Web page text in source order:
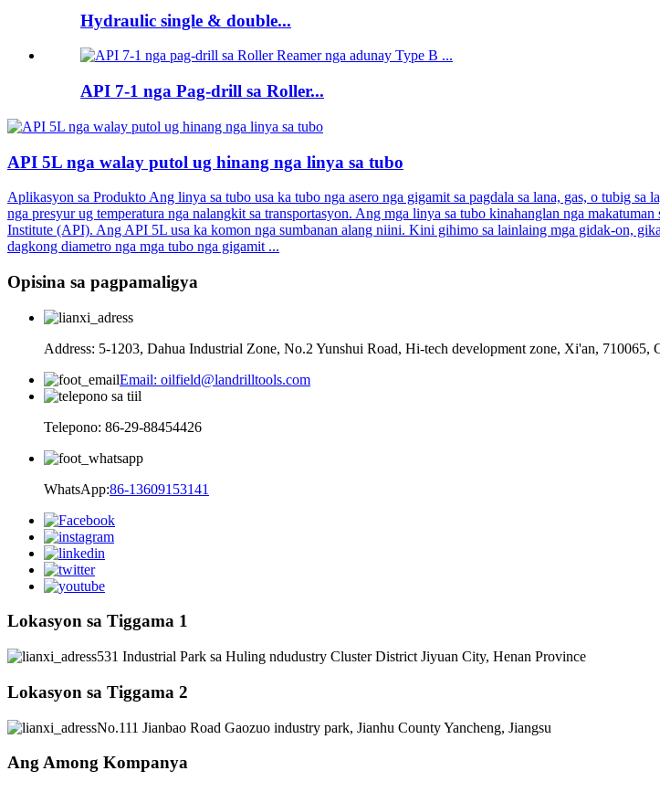
Hydraulic single & double...
API 7-1 nga Pag-drill sa Roller...
API 5L nga walay putol ug hinang nga linya sa tubo
Aplikasyon sa Produkto Ang linya sa tubo usa ka tubo nga asero nga gigamit sa pagdala sa lana, gas, o tubig
nga presyur ug temperatura nga nalangkit sa transportasyon. Ang mga linya sa tubo kinahanglan nga
Institute (API). Ang API 5L usa ka komon nga sumbanan alang niini. Kini gihimo sa lainlaing mga gidak-on,
dagkong diametro nga mga tubo nga gigamit ...
Opisina sa pagpamaligya
Address: 5-1203, Dahua Industrial Zone, No.2 Yunshui Road, Hi-tech development zone, Xi'an, 710065,
Email: oilfield@landrilltools.com
Telepono: 86-29-88454426
WhatsApp:86-13609153141
Lokasyon sa Tiggama 1
531 Industrial Park sa Huling ndudustry Cluster District Jiyuan City, Henan Province
Lokasyon sa Tiggama 2
No.111 Jianbao Road Gaozuo industry park, Jianhu County Yancheng, Jiangsu
Ang Among Kompanya